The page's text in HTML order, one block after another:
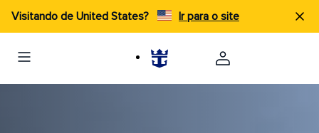
Visitando de United States? Ir para o site